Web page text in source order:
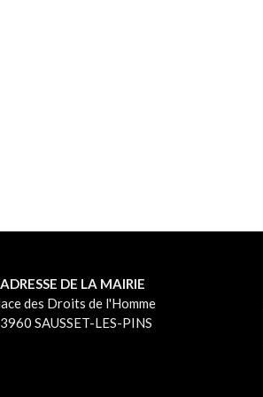
ADRESSE DE LA MAIRIE
des Droits de l'Homme
SAUSSET-LES-PINS